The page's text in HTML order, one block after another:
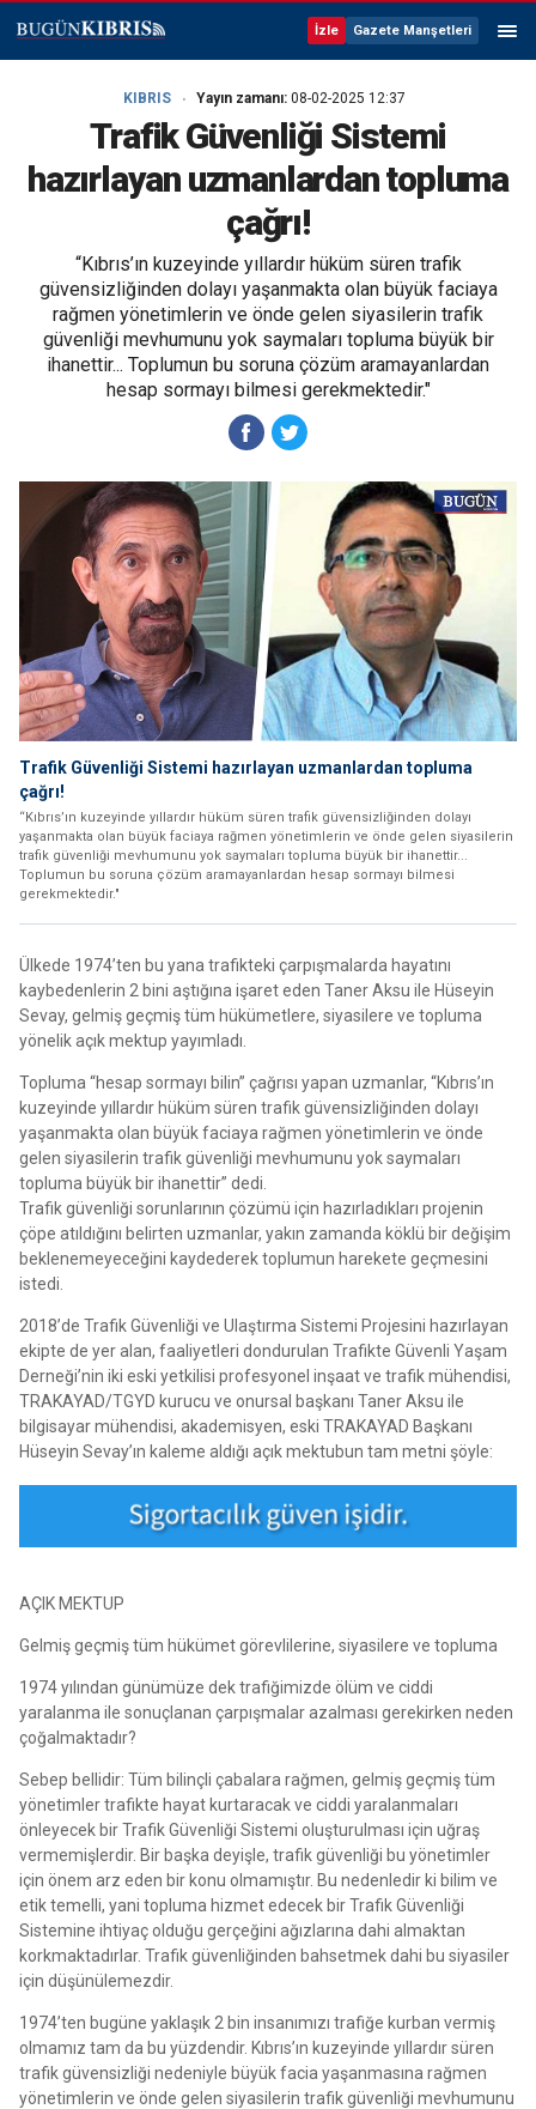
İzle Gazete Manşetleri
KIBRIS Yayın zamanı: 08-02-2025 12:37
Trafik Güvenliği Sistemi
hazırlayan uzmanlardan topluma
çağrı!
“Kıbrıs’ın kuzeyinde yıllardır hüküm süren trafik
güvensizliğinden dolayı yaşanmakta olan büyük faciaya
rağmen yönetimlerin ve önde gelen siyasilerin trafik
güvenliği mevhumunu yok saymaları topluma büyük bir
ihanettir... Toplumun bu soruna çözüm aramayanlardan
hesap sormayı bilmesi gerekmektedir."
Trafik Güvenliği Sistemi hazırlayan uzmanlardan topluma
çağrı!
“Kıbrıs’ın kuzeyinde yıllardır hüküm süren trafik güvensizliğinden dolayı
yaşanmakta olan büyük faciaya rağmen yönetimlerin ve önde gelen siyasilerin
trafik güvenliği mevhumunu yok saymaları topluma büyük bir ihanettir...
Toplumun bu soruna çözüm aramayanlardan hesap sormayı bilmesi
gerekmektedir."
Ülkede 1974’ten bu yana trafikteki çarpışmalarda hayatını
kaybedenlerin 2 bini aştığına işaret eden Taner Aksu ile Hüseyin
Sevay, gelmiş geçmiş tüm hükümetlere, siyasilere ve topluma
yönelik açık mektup yayımladı.
Topluma “hesap sormayı bilin” çağrısı yapan uzmanlar, “Kıbrıs’ın
kuzeyinde yıllardır hüküm süren trafik güvensizliğinden dolayı
yaşanmakta olan büyük faciaya rağmen yönetimlerin ve önde
gelen siyasilerin trafik güvenliği mevhumunu yok saymaları
topluma büyük bir ihanettir” dedi.
Trafik güvenliği sorunlarının çözümü için hazırladıkları projenin
çöpe atıldığını belirten uzmanlar, yakın zamanda köklü bir değişim
beklenemeyeceğini kaydederek toplumun harekete geçmesini
istedi.
2018’de Trafik Güvenliği ve Ulaştırma Sistemi Projesini hazırlayan
ekipte de yer alan, faaliyetleri dondurulan Trafikte Güvenli Yaşam
Derneği’nin iki eski yetkilisi profesyonel inşaat ve trafik mühendisi,
TRAKAYAD/TGYD kurucu ve onursal başkanı Taner Aksu ile
bilgisayar mühendisi, akademisyen, eski TRAKAYAD Başkanı
Hüseyin Sevay’ın kaleme aldığı açık mektubun tam metni şöyle:
AÇIK MEKTUP
Gelmiş geçmiş tüm hükümet görevlilerine, siyasilere ve topluma
1974 yılından günümüze dek trafiğimizde ölüm ve ciddi
yaralanma ile sonuçlanan çarpışmalar azalması gerekirken neden
çoğalmaktadır?
Sebep bellidir: Tüm bilinçli çabalara rağmen, gelmiş geçmiş tüm
yönetimler trafikte hayat kurtaracak ve ciddi yaralanmaları
önleyecek bir Trafik Güvenliği Sistemi oluşturulması için uğraş
vermemişlerdir. Bir başka deyişle, trafik güvenliği bu yönetimler
için önem arz eden bir konu olmamıştır. Bu nedenledir ki bilim ve
etik temelli, yani topluma hizmet edecek bir Trafik Güvenliği
Sistemine ihtiyaç olduğu gerçeğini ağızlarına dahi almaktan
korkmaktadırlar. Trafik güvenliğinden bahsetmek dahi bu siyasiler
için düşünülemezdir.
1974’ten bugüne yaklaşık 2 bin insanımızı trafiğe kurban vermiş
olmamız tam da bu yüzdendir. Kıbrıs’ın kuzeyinde yıllardır süren
trafik güvensizliği nedeniyle büyük facia yaşanmasına rağmen
yönetimlerin ve önde gelen siyasilerin trafik güvenliği mevhumunu